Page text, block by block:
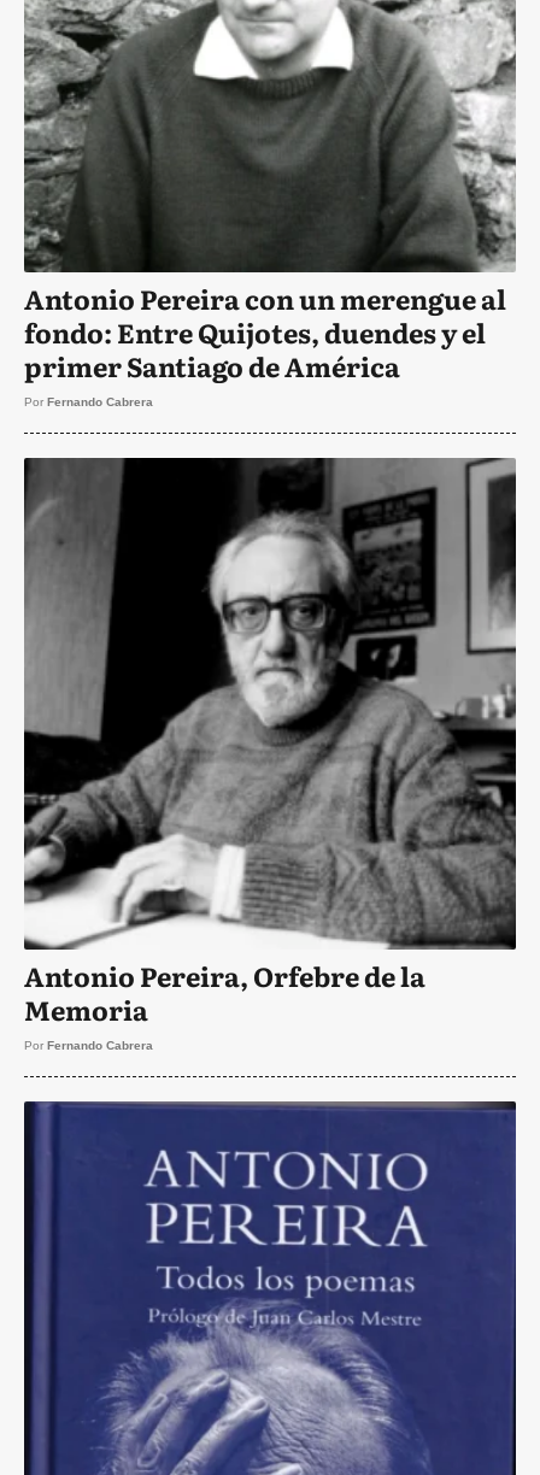
Antonio Pereira con un merengue al
fondo: Entre Quijotes, duendes y el
primer Santiago de América
Por Fernando Cabrera
Antonio Pereira, Orfebre de la
Memoria
Por Fernando Cabrera